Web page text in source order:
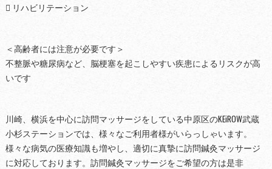
 リハビリテーション
＜高齢者には注意が必要です＞
不整脈や糖尿病など、脳梗塞を起こしやすい疾患によるリスクが高
いです
川崎、横浜を中心に訪問マッサージをしている中原区のKEiROW武蔵
小杉ステーションでは、様々なご利用者様がいらっしゃいます。
様々な病気の医療知識も増やし、適切に真摯に訪問鍼灸マッサージ
に対応しております。訪問鍼灸マッサージをご希望の方は是非